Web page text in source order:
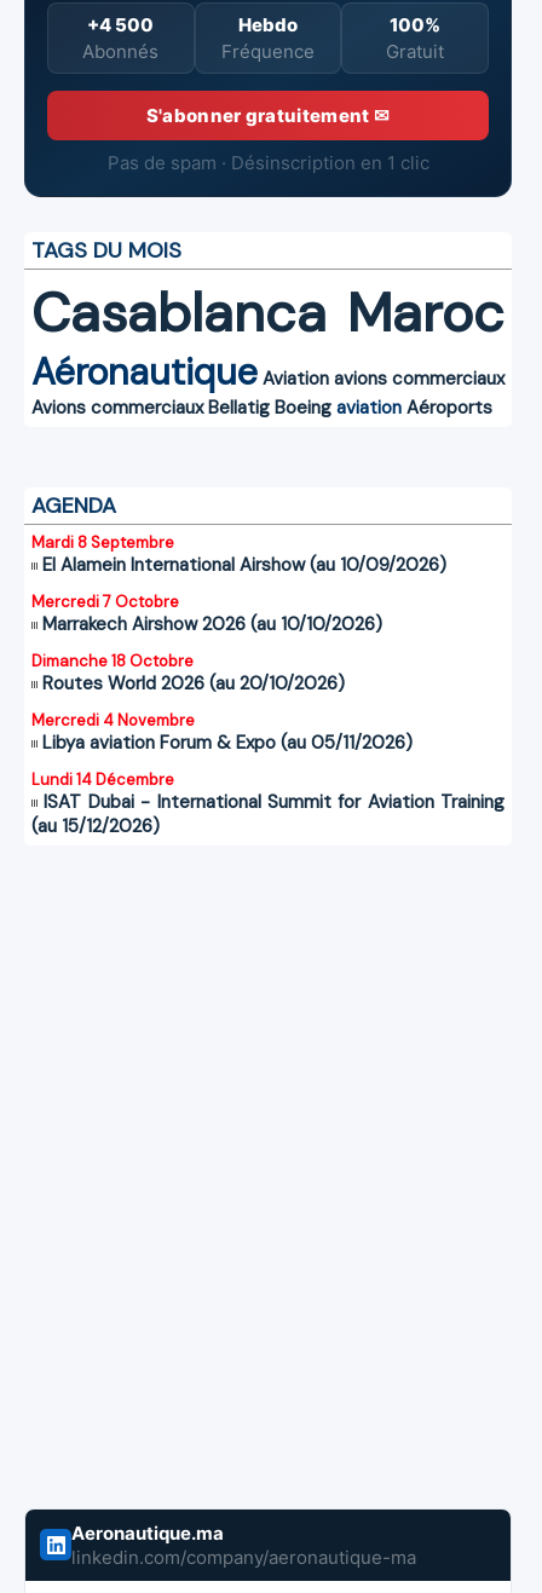
+4 500
Abonnés
Hebdo
Fréquence
100%
Gratuit
S'abonner gratuitement ✉
Pas de spam · Désinscription en 1 clic
TAGS DU MOIS
Casablanca Maroc
Aéronautique Aviation avions commerciaux
Avions commerciaux Bellatig Boeing aviation Aéroports
AGENDA
Mardi 8 Septembre
El Alamein International Airshow (au 10/09/2026)
Mercredi 7 Octobre
Marrakech Airshow 2026 (au 10/10/2026)
Dimanche 18 Octobre
Routes World 2026 (au 20/10/2026)
Mercredi 4 Novembre
Libya aviation Forum & Expo (au 05/11/2026)
Lundi 14 Décembre
ISAT Dubai - International Summit for Aviation Training
(au 15/12/2026)
Aeronautique.ma
linkedin.com/company/aeronautique-ma